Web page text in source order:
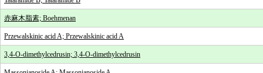
赤麻木脂素; Boehmenan
Przewalskinic acid A; Przewalskinic acid A
3,4-O-dimethylcedrusin; 3,4-O-dimethylcedrusin